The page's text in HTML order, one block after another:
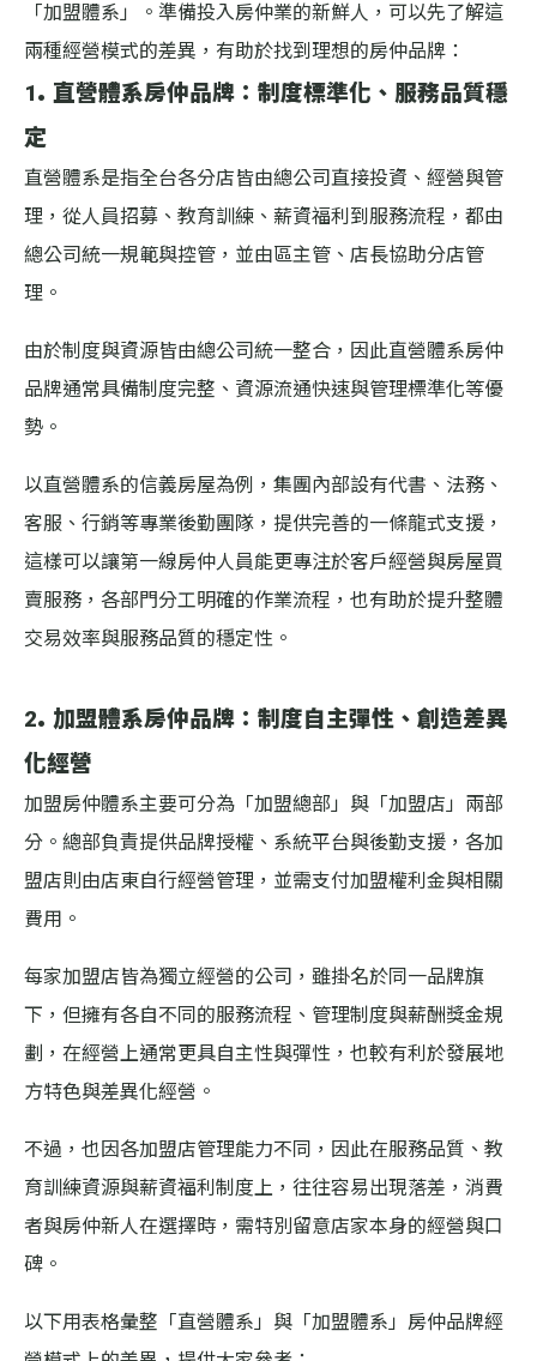
「加盟體系」。準備投入房仲業的新鮮人，可以先了解這
兩種經營模式的差異，有助於找到理想的房仲品牌：
1. 直營體系房仲品牌：制度標準化、服務品質穩
定
直營體系是指全台各分店皆由總公司直接投資、經營與管
理，從人員招募、教育訓練、薪資福利到服務流程，都由
總公司統一規範與控管，並由區主管、店長協助分店管
理。
由於制度與資源皆由總公司統一整合，因此直營體系房仲
品牌通常具備制度完整、資源流通快速與管理標準化等優
勢。
以直營體系的信義房屋為例，集團內部設有代書、法務、
客服、行銷等專業後勤團隊，提供完善的一條龍式支援，
這樣可以讓第一線房仲人員能更專注於客戶經營與房屋買
賣服務，各部門分工明確的作業流程，也有助於提升整體
交易效率與服務品質的穩定性。
2. 加盟體系房仲品牌：制度自主彈性、創造差異
化經營
加盟房仲體系主要可分為「加盟總部」與「加盟店」兩部
分。總部負責提供品牌授權、系統平台與後勤支援，各加
盟店則由店東自行經營管理，並需支付加盟權利金與相關
費用。
每家加盟店皆為獨立經營的公司，雖掛名於同一品牌旗
下，但擁有各自不同的服務流程、管理制度與薪酬獎金規
劃，在經營上通常更具自主性與彈性，也較有利於發展地
方特色與差異化經營。
不過，也因各加盟店管理能力不同，因此在服務品質、教
育訓練資源與薪資福利制度上，往往容易出現落差，消費
者與房仲新人在選擇時，需特別留意店家本身的經營與口
碑。
以下用表格彙整「直營體系」與「加盟體系」房仲品牌經